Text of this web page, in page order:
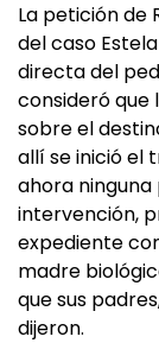
La petición de
del caso
directa del
consideró que
sobre el
allí se inició el
ahora
intervención,
expediente
madre
que sus
dijeron.